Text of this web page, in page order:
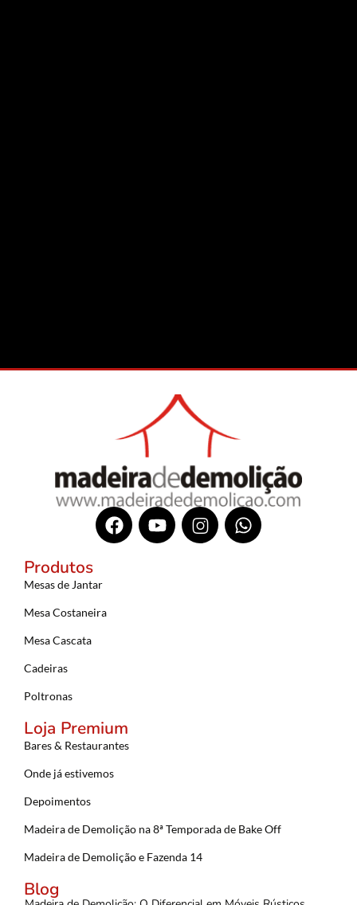
Produtos
Mesas de Jantar
Mesa Costaneira
Mesa Cascata
Cadeiras
Poltronas
Loja Premium
Bares & Restaurantes
Onde já estivemos
Depoimentos
Madeira de Demolição na 8ª Temporada de Bake Off
Madeira de Demolição e Fazenda 14
Blog